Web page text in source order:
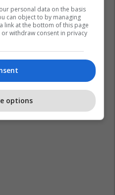
personal data on the basis
can object to by managing
link at the bottom of this page
withdraw consent in privacy
options